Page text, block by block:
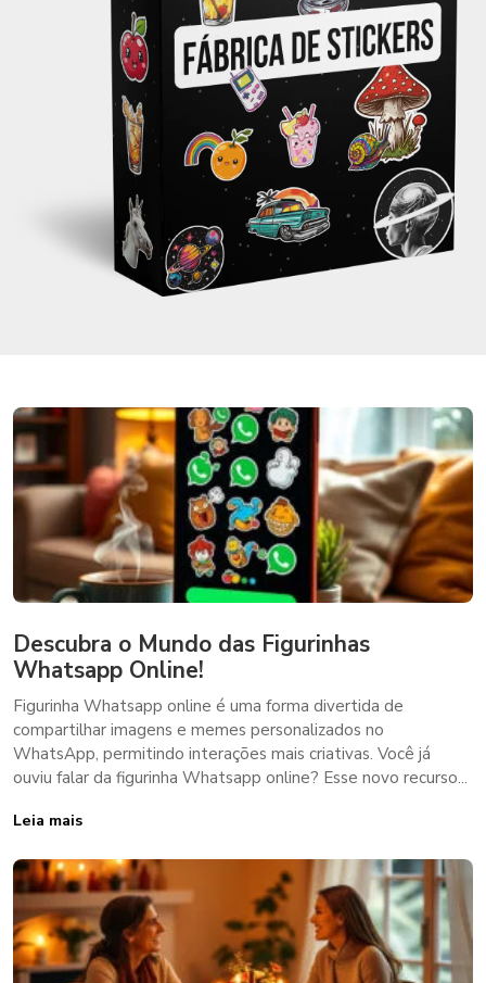
Descubra o Mundo das Figurinhas
Whatsapp Online!
Figurinha Whatsapp online é uma forma divertida de
compartilhar imagens e memes personalizados no
WhatsApp, permitindo interações mais criativas. Você já
ouviu falar da figurinha Whatsapp online? Esse novo recurso...
Leia mais